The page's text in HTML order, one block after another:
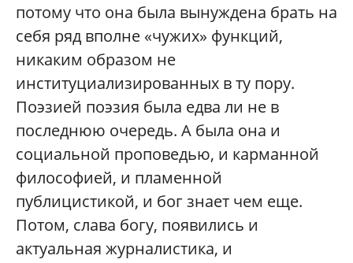
потому что она была вынуждена брать на
себя ряд вполне «чужих» функций,
никаким образом не
институциализированных в ту пору.
Поэзией поэзия была едва ли не в
последнюю очередь. А была она и
социальной проповедью, и карманной
философией, и пламенной
публицистикой, и бог знает чем еще.
Потом, слава богу, появились и
актуальная журналистика, и